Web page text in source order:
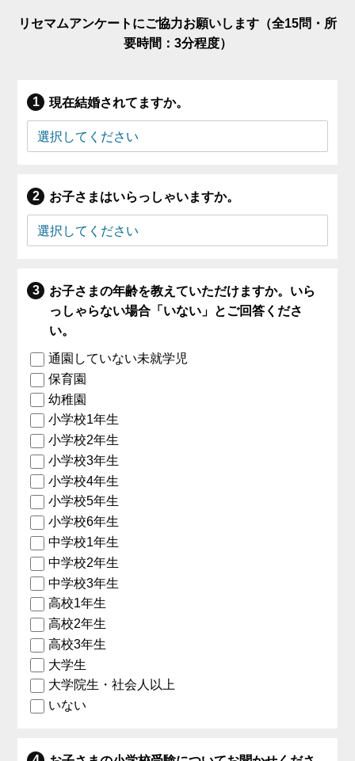
リセマムアンケートにご協力お願いします（全15問・所
要時間：3分程度）
現在結婚されてますか。
お子さまはいらっしゃいますか。
お子さまの年齢を教えていただけますか。いら
っしゃらない場合「いない」とご回答くださ
い。
通園していない未就学児
保育園
幼稚園
小学校1年生
小学校2年生
小学校3年生
小学校4年生
小学校5年生
小学校6年生
中学校1年生
中学校2年生
中学校3年生
高校1年生
高校2年生
高校3年生
大学生
大学院生・社会人以上
いない